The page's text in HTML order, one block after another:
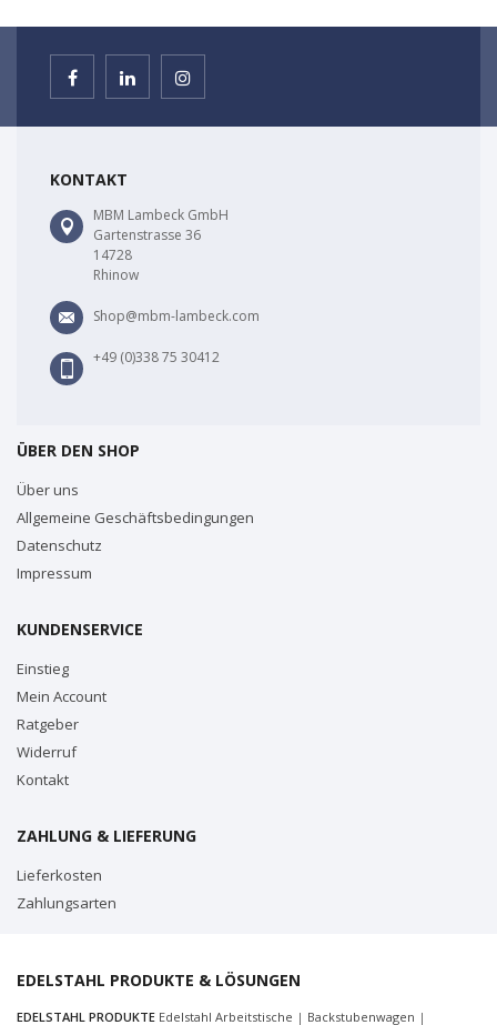
KONTAKT
MBM Lambeck GmbH
Gartenstrasse 36
14728
Rhinow
Shop@mbm-lambeck.com
+49 (0)338 75 30412
ÜBER DEN SHOP
Über uns
Allgemeine Geschäftsbedingungen
Datenschutz
Impressum
KUNDENSERVICE
Einstieg
Mein Account
Ratgeber
Widerruf
Kontakt
ZAHLUNG & LIEFERUNG
Lieferkosten
Zahlungsarten
EDELSTAHL PRODUKTE & LÖSUNGEN
EDELSTAHL PRODUKTE Edelstahl Arbeitstische | Backstubenwagen |